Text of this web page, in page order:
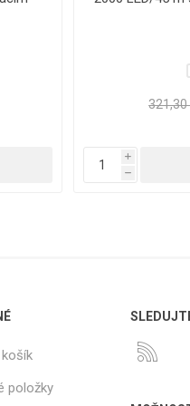
68,46
i
h
položky